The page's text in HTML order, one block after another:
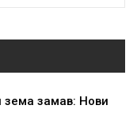
зема замав: Нови